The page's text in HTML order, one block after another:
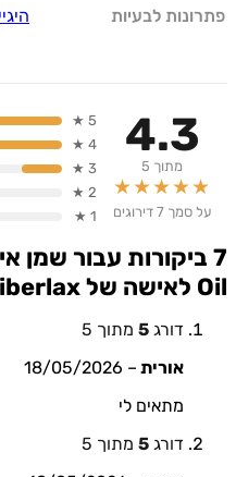
לבעיות היגיינה
4.3
7 דירוגים
4 ★
2 ★
1 ★
דורג 5מתוך 5
אורית–
18/05/2026
מתאים לי
דורג 5מתוך 5